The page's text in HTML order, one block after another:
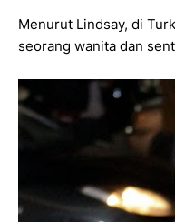
Menurut Lindsay, di
seorang wanita dan